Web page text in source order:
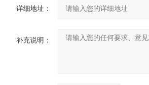
详细地址：
补充说明：